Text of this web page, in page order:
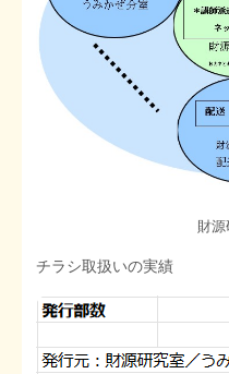
財
チラシ取扱いの実績